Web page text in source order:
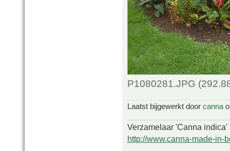
P1080281.JPG
Laatst bijgewerkt door canna
Verzamelaar 'Canna indica'
http://www.canna-made-in-